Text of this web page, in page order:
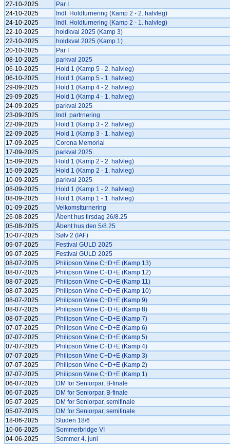
27-10-2025
Par I
24-10-2025
Indl. Holdturnering (Kamp 2 - 2. halvleg)
24-10-2025
Indl. Holdturnering (Kamp 2 - 1. halvleg)
22-10-2025
holdkval 2025 (Kamp 3)
22-10-2025
holdkval 2025 (Kamp 1)
20-10-2025
Par I
08-10-2025
parkval 2025
06-10-2025
Hold 1 (Kamp 5 - 2. halvleg)
06-10-2025
Hold 1 (Kamp 5 - 1. halvleg)
29-09-2025
Hold 1 (Kamp 4 - 2. halvleg)
29-09-2025
Hold 1 (Kamp 4 - 1. halvleg)
24-09-2025
parkval 2025
23-09-2025
Indl. partrnering
22-09-2025
Hold 1 (Kamp 3 - 2. halvleg)
22-09-2025
Hold 1 (Kamp 3 - 1. halvleg)
17-09-2025
Corona Memorial
17-09-2025
parkval 2025
15-09-2025
Hold 1 (Kamp 2 - 2. halvleg)
15-09-2025
Hold 1 (Kamp 2 - 1. halvleg)
10-09-2025
parkval 2025
08-09-2025
Hold 1 (Kamp 1 - 2. halvleg)
08-09-2025
Hold 1 (Kamp 1 - 1. halvleg)
01-09-2025
Velkomstturnering
26-08-2025
Åbent hus tirsdag 26/8.25
05-08-2025
Åbent hus den 5/8.25
10-07-2025
Sølv 2 (IAF)
09-07-2025
Festival GULD 2025
09-07-2025
Festival GULD 2025
08-07-2025
Philipson Wine C+D+E (Kamp 13)
08-07-2025
Philipson Wine C+D+E (Kamp 12)
08-07-2025
Philipson Wine C+D+E (Kamp 11)
08-07-2025
Philipson Wine C+D+E (Kamp 10)
08-07-2025
Philipson Wine C+D+E (Kamp 9)
08-07-2025
Philipson Wine C+D+E (Kamp 8)
08-07-2025
Philipson Wine C+D+E (Kamp 7)
07-07-2025
Philipson Wine C+D+E (Kamp 6)
07-07-2025
Philipson Wine C+D+E (Kamp 5)
07-07-2025
Philipson Wine C+D+E (Kamp 4)
07-07-2025
Philipson Wine C+D+E (Kamp 3)
07-07-2025
Philipson Wine C+D+E (Kamp 2)
07-07-2025
Philipson Wine C+D+E (Kamp 1)
06-07-2025
DM for Seniorpar, B-finale
06-07-2025
DM for Seniorpar, B-finale
05-07-2025
DM for Seniorpar, semifinale
05-07-2025
DM for Seniorpar, semifinale
18-06-2025
Studen 18/6
10-06-2025
Sommerbridge VI
04-06-2025
Sommer 4. juni